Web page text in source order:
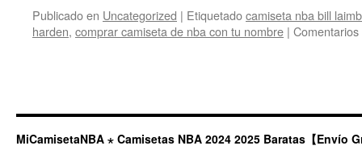
Publicado en Uncategorized | Etiquetadocamiseta nba bill
harden, comprar camiseta de nba con tu nombre |
MiCamisetaNBA ⋆ Camisetas NBA 2024 2025 Baratas【Envío